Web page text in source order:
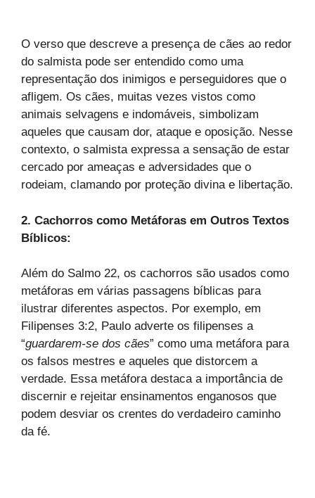
O verso que descreve a presença de cães ao redor
do salmista pode ser entendido como uma
representação dos inimigos e perseguidores que o
afligem. Os cães, muitas vezes vistos como
animais selvagens e indomáveis, simbolizam
aqueles que causam dor, ataque e oposição. Nesse
contexto, o salmista expressa a sensação de estar
cercado por ameaças e adversidades que o
rodeiam, clamando por proteção divina e libertação.
2. Cachorros como Metáforas em Outros Textos
Bíblicos:
Além do Salmo 22, os cachorros são usados como
metáforas em várias passagens bíblicas para
ilustrar diferentes aspectos. Por exemplo, em
Filipenses 3:2, Paulo adverte os filipenses a
“guardarem-se dos cães” como uma metáfora para
os falsos mestres e aqueles que distorcem a
verdade. Essa metáfora destaca a importância de
discernir e rejeitar ensinamentos enganosos que
podem desviar os crentes do verdadeiro caminho
da fé.